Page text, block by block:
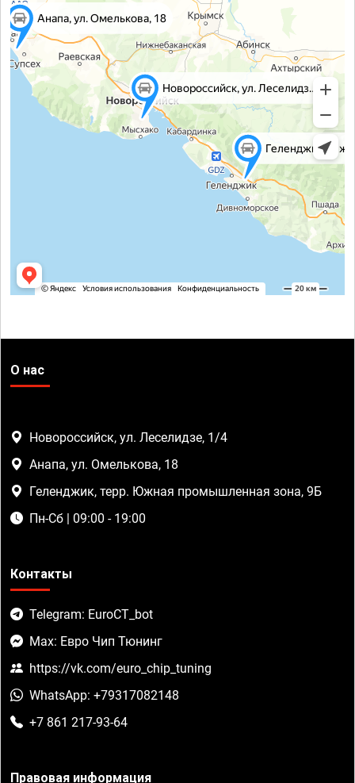
О нас
Новороссийск, ул. Леселидзе, 1/4
Анапа, ул. Омелькова, 18
Геленджик, терр. Южная промышленная зона, 9Б
Пн-Сб | 09:00 - 19:00
Контакты
Telegram: EuroCT_bot
Max: Евро Чип Тюнинг
https://vk.com/euro_chip_tuning
WhatsApp: +79317082148
+7 861 217-93-64
Правовая информация